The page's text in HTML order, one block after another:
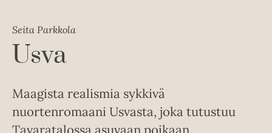
Seita Parkkola
Usva
Maagista realismia sykkivä
nuortenromaani Usvasta, joka tutustuu
Tavaratalossa asuvaan poikaan.